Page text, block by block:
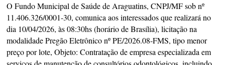
O Fundo Municipal de Saúde de Araguatins, CNPJ/MF sob nº
11.406.326/0001-30, comunica aos interessados que realizará no
dia 10/04/2026, às 08:30hs (horário de Brasília), licitação na
modalidade Pregão Eletrônico nº PE/2026.08-FMS, tipo menor
preço por lote, Objeto: Contratação de empresa especializada em